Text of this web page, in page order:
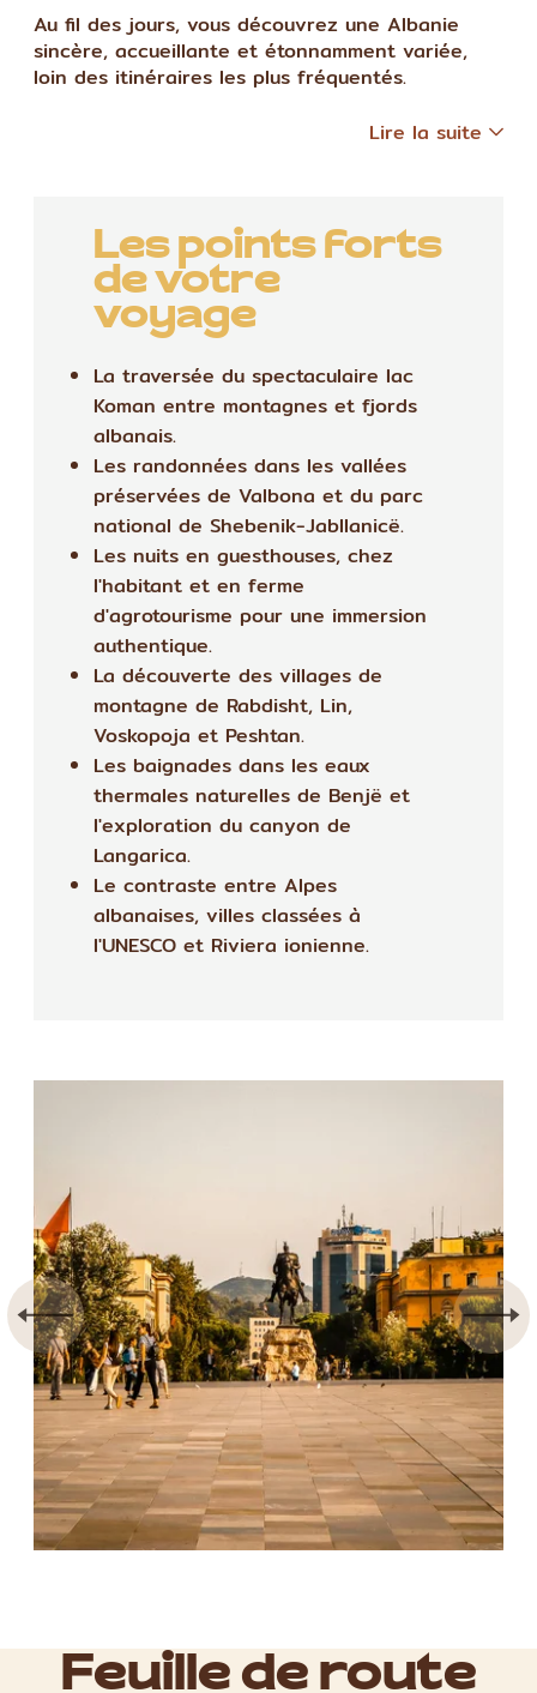
Au fil des jours, vous découvrez une Albanie
sincère, accueillante et étonnamment variée,
loin des itinéraires les plus fréquentés.
Lire la suite
Les points forts
de votre
voyage
La traversée du spectaculaire lac
Koman entre montagnes et fjords
albanais.
Les randonnées dans les vallées
préservées de Valbona et du parc
national de Shebenik-Jabllanicë.
Les nuits en guesthouses, chez
l'habitant et en ferme
d'agrotourisme pour une immersion
authentique.
La découverte des villages de
montagne de Rabdisht, Lin,
Voskopoja et Peshtan.
Les baignades dans les eaux
thermales naturelles de Benjë et
l'exploration du canyon de
Langarica.
Le contraste entre Alpes
albanaises, villes classées à
l'UNESCO et Riviera ionienne.
Feuille de route